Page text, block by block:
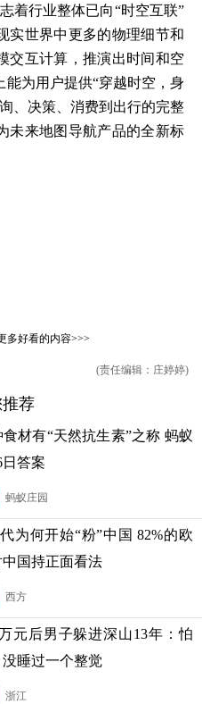
着行业整体已向“时空互联”
实世界中更多的物理细节和
交互计算，推演出时间和空
为用户提供“穿越时空，身
、决策、消费到出行的完整
未来地图导航产品的全新标
多好看的内容>>>
(责任编辑：庄婷婷)
荐
食材有“天然抗生素”之称 蚂蚁
日答案
蚂蚁庄园
为何开始“粉”中国 82%的欧
国持正面看法
西方
元后男子躲进深山13年：怕
没睡过一个整觉
浙江